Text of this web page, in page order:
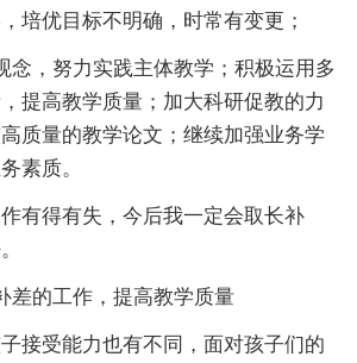
培优目标不明确，时常有变更；
，努力实践主体教学；积极运用多
提高教学质量；加大科研促教的力
质量的教学论文；继续加强业务学
素质。
得有失，今后我一定会取长补
的工作，提高教学质量
受能力也有不同，面对孩子们的